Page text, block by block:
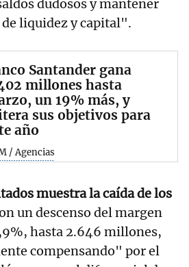
dudosos y mantener
liquidez y capital".
Santander gana
millones hasta
un 19% más, y
sus objetivos para
año
/ Agencias
muestra la caída de los
un descenso del margen
hasta 2.646 millones,
compensando" por el